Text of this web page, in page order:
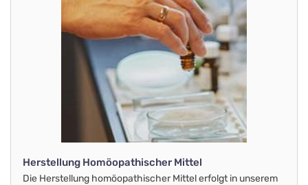
Herstellung Homöopathischer Mittel
Die Herstellung homöopathischer Mittel erfolgt in unserem